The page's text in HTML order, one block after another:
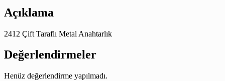
Açıklama
2412 Çift Taraflı Metal Anahtarlık
Değerlendirmeler
Henüz değerlendirme yapılmadı.